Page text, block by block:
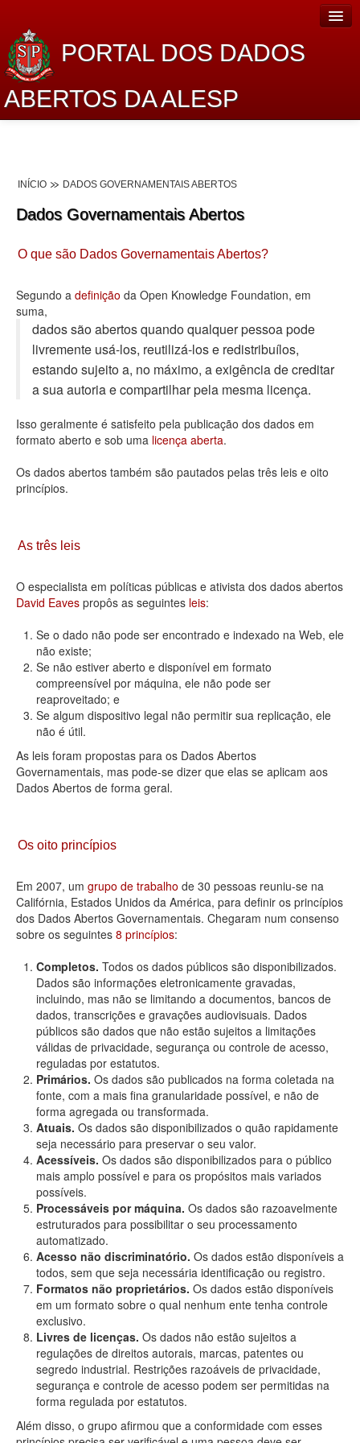
PORTAL DOS DADOS
ABERTOS DA ALESP
Lei de Acesso à Informação
Dados Governamentais Abertos
Planejamento
Catálogo de dados
Processo Legislativo
Deputados Estaduais
Administração
Legislação
Agenda
Contato
INÍCIO DADOS GOVERNAMENTAIS ABERTOS
Dados Governamentais Abertos
O que são Dados Governamentais Abertos?
Segundo a definição da Open Knowledge Foundation, em
suma,
dados são abertos quando qualquer pessoa pode
livremente usá-los, reutilizá-los e redistribuí­los,
estando sujeito a, no máximo, a exigência de creditar
a sua autoria e compartilhar pela mesma licença.
Isso geralmente é satisfeito pela publicação dos dados em
formato aberto e sob uma licença aberta.
Os dados abertos também são pautados pelas três leis e oito
princípios.
As três leis
O especialista em políticas públicas e ativista dos dados abertos
David Eaves propôs as seguintes leis:
Se o dado não pode ser encontrado e indexado na Web, ele
não existe;
Se não estiver aberto e disponível em formato
compreensível por máquina, ele não pode ser
reaproveitado; e
Se algum dispositivo legal não permitir sua replicação, ele
não é útil.
As leis foram propostas para os Dados Abertos
Governamentais, mas pode-se dizer que elas se aplicam aos
Dados Abertos de forma geral.
Os oito princípios
Em 2007, um grupo de trabalho de 30 pessoas reuniu-se na
Califórnia, Estados Unidos da América, para definir os princípios
dos Dados Abertos Governamentais. Chegaram num consenso
sobre os seguintes 8 princípios:
Completos. Todos os dados públicos são disponibilizados.
Dados são informações eletronicamente gravadas,
incluindo, mas não se limitando a documentos, bancos de
dados, transcrições e gravações audiovisuais. Dados
públicos são dados que não estão sujeitos a limitações
válidas de privacidade, segurança ou controle de acesso,
reguladas por estatutos.
Primários. Os dados são publicados na forma coletada na
fonte, com a mais fina granularidade possível, e não de
forma agregada ou transformada.
Atuais. Os dados são disponibilizados o quão rapidamente
seja necessário para preservar o seu valor.
Acessíveis. Os dados são disponibilizados para o público
mais amplo possível e para os propósitos mais variados
possíveis.
Processáveis por máquina. Os dados são razoavelmente
estruturados para possibilitar o seu processamento
automatizado.
Acesso não discriminatório. Os dados estão disponíveis a
todos, sem que seja necessária identificação ou registro.
Formatos não proprietários. Os dados estão disponíveis
em um formato sobre o qual nenhum ente tenha controle
exclusivo.
Livres de licenças. Os dados não estão sujeitos a
regulações de direitos autorais, marcas, patentes ou
segredo industrial. Restrições razoáveis de privacidade,
segurança e controle de acesso podem ser permitidas na
forma regulada por estatutos.
Além disso, o grupo afirmou que a conformidade com esses